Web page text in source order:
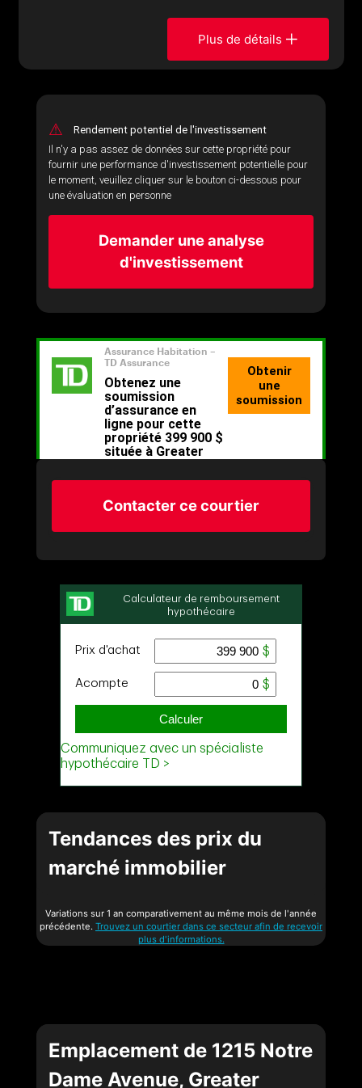
Plus de détails
⚠
Rendement potentiel de l'investissement
Il n'y a pas assez de données sur cette propriété pour
fournir une performance d'investissement potentielle pour
le moment, veuillez cliquer sur le bouton ci-dessous pour
une évaluation en personne
Demander une analyse
d'investissement
Contacter ce courtier
Tendances des prix du
marché immobilier
Variations sur 1 an comparativement au même mois de l'année
précédente. Trouvez un courtier dans ce secteur afin de recevoir
plus d'informations.
Emplacement de 1215 Notre
Dame Avenue, Greater